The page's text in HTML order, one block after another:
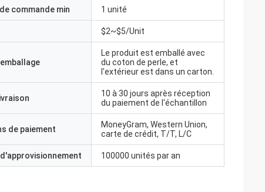
commande min 1 unité
$2~$5/Unit
Le produit est emballé avec
du coton de perle, et
l'extérieur est dans un carton.
10 à 30 jours après réception
du paiement de l'échantillon
de paiement
MoneyGram, Western Union,
carte de crédit, T/T, L/C
100000 unités par an